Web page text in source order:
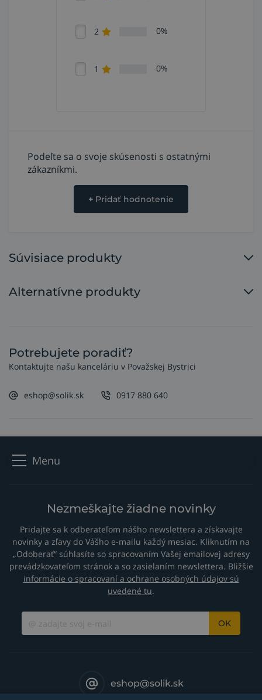
2 0%
1 0%
Podeľte sa o svoje skúsenosti s ostatnými
zákazníkmi.
+ Pridať hodnotenie
Súvisiace produkty
Alternatívne produkty
Potrebujete poradiť?
Kontaktujte našu kanceláriu v Považskej Bystrici
eshop@solik.sk 0917 880 640
Menu
Nezmeškajte žiadne novinky
Pridajte sa k odberateľom nášho newslettera a získavajte
novinky a zľavy do Vášho e-mailu každý mesiac. Kliknutím na
„Odoberať“ súhlasíte so spracovaním Vašej emailovej adresy
prevádzkovateľom stránok a so zasielaním newslettera. Bližšie
informácie o spracovaní a ochrane osobných údajov sú
uvedené tu.
OK
eshop@solik.sk